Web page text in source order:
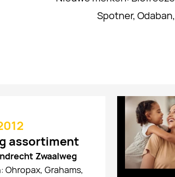
Spotner,
assortiment
Zwaalweg
Ohropax, Grahams,